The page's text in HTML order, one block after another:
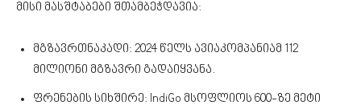
მისი მასშტაბები შთამბეჭდავია:
მგზავრთნაკადი: 2024 წელს ავიაკომპანიამ 112
მილიონი მგზავრი გადაიყვანა.
ფრენების სიხშირე: IndiGo მსოფლიოს 600-ზე მეტი